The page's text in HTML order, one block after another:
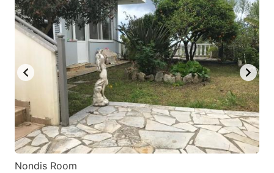
Nondis Room